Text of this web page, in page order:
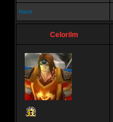
Haut
Celorilm